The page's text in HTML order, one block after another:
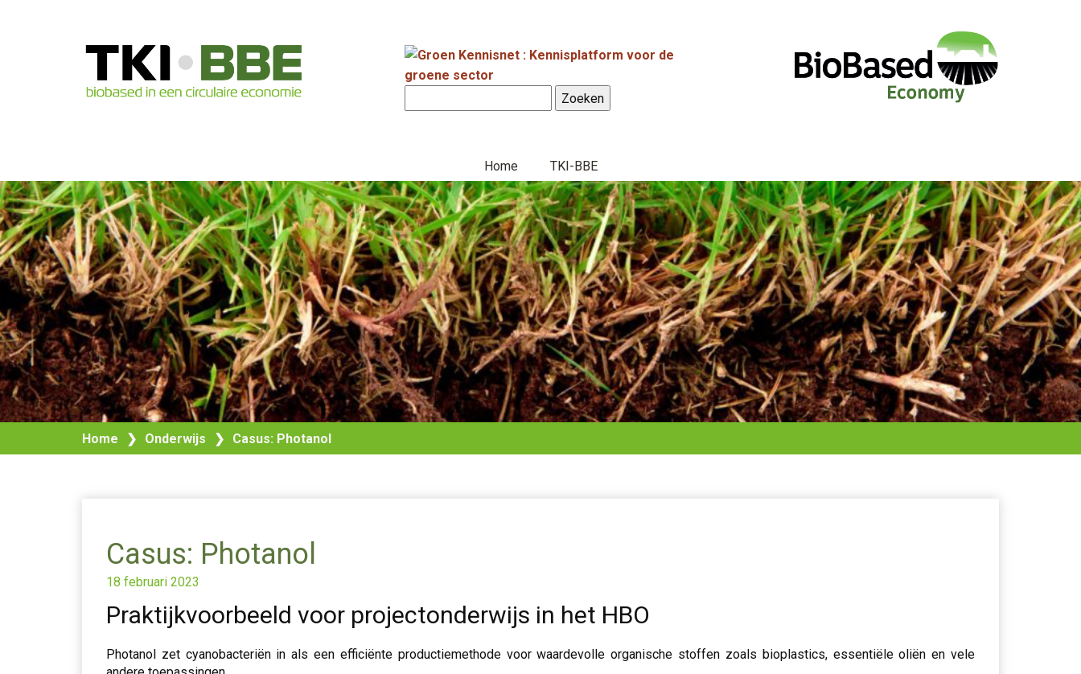
Home TKI-BBE
Home ❯ Onderwijs ❯ Casus: Photanol
Casus: Photanol
18 februari 2023
Praktijkvoorbeeld voor projectonderwijs in het HBO
Photanol zet cyanobacteriën in als een efficiënte productiemethode voor waardevolle organische stoffen zoals bioplastics, essentiële oliën en vele